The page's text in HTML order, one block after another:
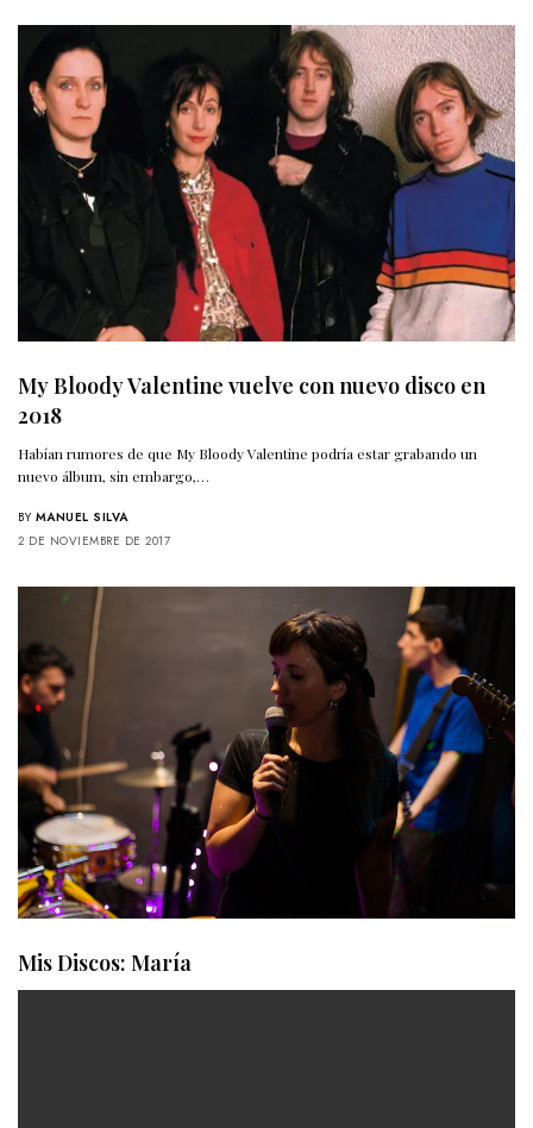
My Bloody Valentine vuelve con nuevo disco en
2018
Habían rumores de que My Bloody Valentine podría estar grabando un
nuevo álbum, sin embargo,…
BY MANUEL SILVA
2 DE NOVIEMBRE DE 2017
Mis Discos: María